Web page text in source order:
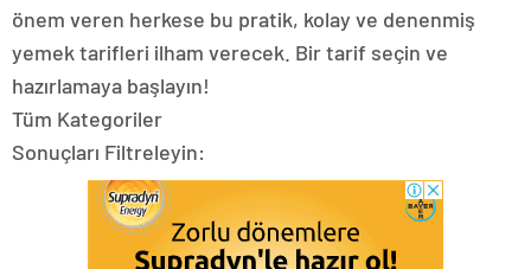
önem veren herkese bu pratik, kolay ve denenmiş
yemek tarifleri ilham verecek. Bir tarif seçin ve
hazırlamaya başlayın!
Tüm Kategoriler
Sonuçları Filtreleyin: